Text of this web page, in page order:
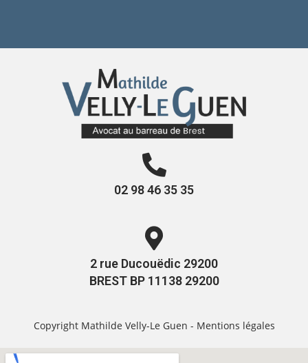
02 98 46 35 35
2 rue Ducouëdic 29200
BREST BP 11138 29200
Copyright Mathilde Velly-Le Guen - Mentions légales